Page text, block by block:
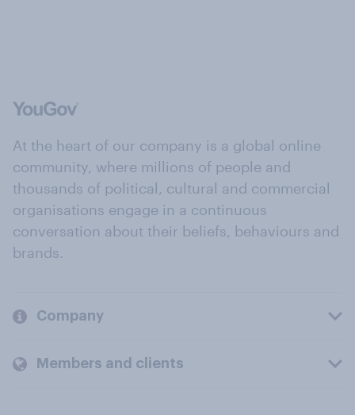
At the heart of our company is a global online
community, where millions of people and
thousands of political, cultural and commercial
organisations engage in a continuous
conversation about their beliefs, behaviours and
brands.
Company
Members and clients